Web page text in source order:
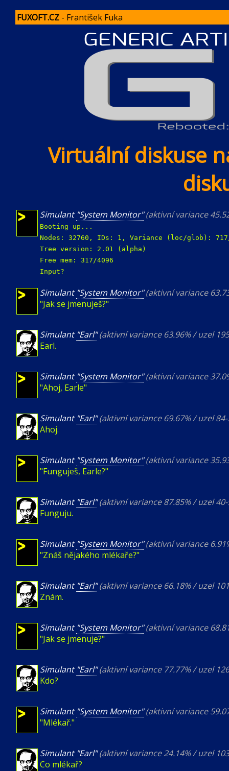
FUXOFT.CZ- František Fuka
Virtuální diskuse
Simulant "System Monitor" (aktivní variance
Booting up...
Nodes: 32760, IDs: 1, Variance (loc/glob):
Tree version: 2.01 (alpha)
Free mem: 317/4096
Input?
Simulant "System Monitor" (aktivní variance
"Jak se jmenuješ?"
Simulant "Earl" (aktivní variance 63.96% / uzel
Earl.
Simulant "System Monitor" (aktivní variance
"Ahoj, Earle"
Simulant "Earl" (aktivní variance 69.67% / uzel
Ahoj.
Simulant "System Monitor" (aktivní variance
"Funguješ, Earle?"
Simulant "Earl" (aktivní variance 87.85% / uzel
Funguju.
Simulant "System Monitor" (aktivní variance
"Znáš nějakého mlékaře?"
Simulant "Earl" (aktivní variance 66.18% / uzel
Znám.
Simulant "System Monitor" (aktivní variance
"Jak se jmenuje?"
Simulant "Earl" (aktivní variance 77.77% / uzel
Kdo?
Simulant "System Monitor" (aktivní variance
"Mlékař."
Simulant "Earl" (aktivní variance 24.14% / uzel
Co mlékař?